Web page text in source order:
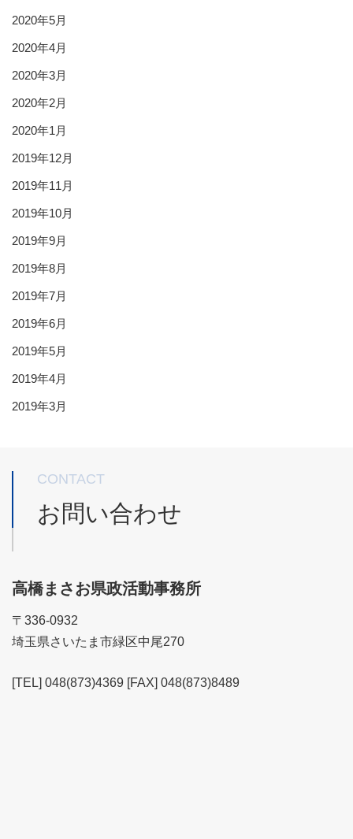
2020年5月
2020年4月
2020年3月
2020年2月
2020年1月
2019年12月
2019年11月
2019年10月
2019年9月
2019年8月
2019年7月
2019年6月
2019年5月
2019年4月
2019年3月
CONTACT
お問い合わせ
高橋まさお県政活動事務所
〒336-0932
埼玉県さいたま市緑区中尾270
[TEL] 048(873)4369 [FAX] 048(873)8489